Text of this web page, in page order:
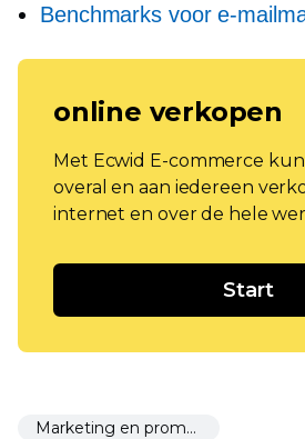
Benchmarks voor e-
online verkopen
Met Ecwid E-commerce
overal en aan iedereen
internet en over de hele
Start
Marketing en promotie